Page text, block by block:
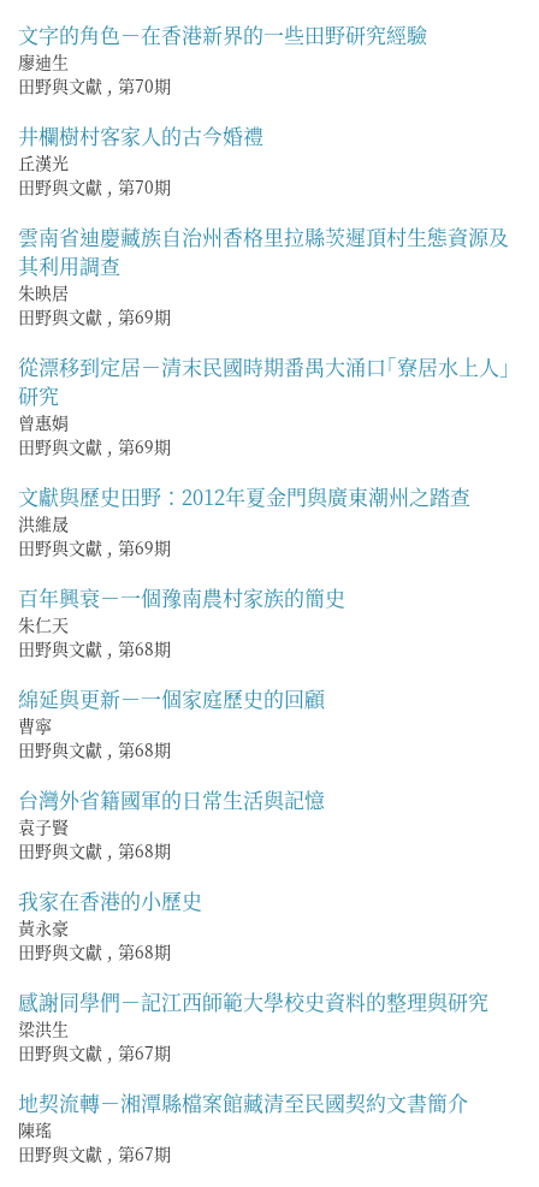
文字的角色－在香港新界的一些田野研究經驗
廖迪生
田野與文獻 , 第70期
井欄樹村客家人的古今婚禮
丘漢光
田野與文獻 , 第70期
雲南省迪慶藏族自治州香格里拉縣茨遲頂村生態資源及
其利用調查
朱映居
田野與文獻 , 第69期
從漂移到定居－清末民國時期番禺大涌口｢寮居水上人｣
研究
曾惠娟
田野與文獻 , 第69期
文獻與歷史田野：2012年夏金門與廣東潮州之踏查
洪維晟
田野與文獻 , 第69期
百年興衰－一個豫南農村家族的簡史
朱仁天
田野與文獻 , 第68期
綿延與更新－一個家庭歷史的回顧
曹寧
田野與文獻 , 第68期
台灣外省籍國軍的日常生活與記憶
袁子賢
田野與文獻 , 第68期
我家在香港的小歷史
黃永豪
田野與文獻 , 第68期
感謝同學們－記江西師範大學校史資料的整理與研究
梁洪生
田野與文獻 , 第67期
地契流轉－湘潭縣檔案館藏清至民國契約文書簡介
陳瑤
田野與文獻 , 第67期